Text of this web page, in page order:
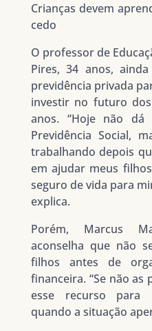
Crianças devem
cedo
O professor de
Pires, 34 anos,
previdência privada
investir no futuro
anos. “Hoje não
Previdência Social,
trabalhando depois
em ajudar meus
seguro de vida para
explica.
Porém, Marcus
aconselha que não
filhos antes de
financeira. “Se não as
esse recurso para
quando a situação